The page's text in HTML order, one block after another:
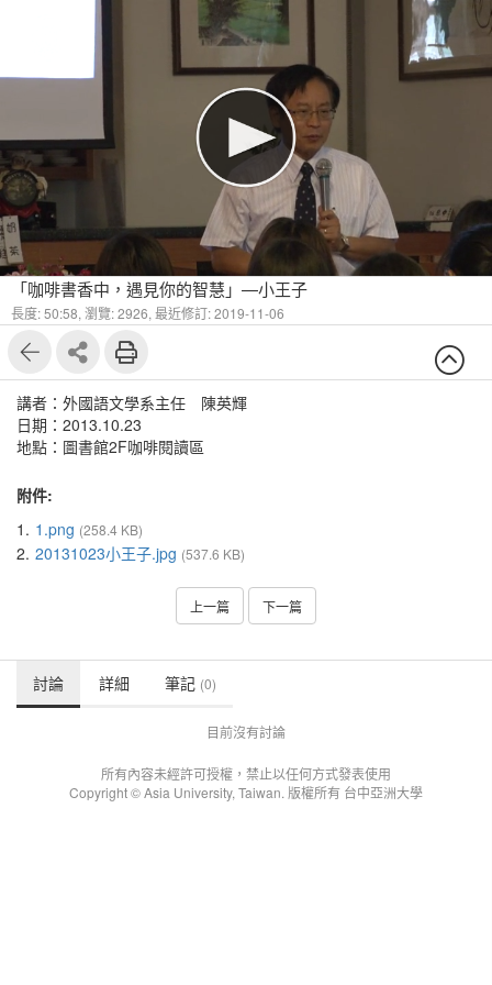
「咖啡書香中，遇見你的智慧」—小王子
長度: 50:58, 瀏覽: 2926, 最近修訂: 2019-11-06
講者：外國語文學系主任 陳英輝
日期：2013.10.23
地點：圖書館2F咖啡閱讀區
附件:
1. 1.png (258.4 KB)
2. 20131023小王子.jpg (537.6 KB)
上一篇 下一篇
討論 詳細 筆記 (0)
目前沒有討論
所有內容未經許可授權，禁止以任何方式發表使用
Copyright © Asia University, Taiwan. 版權所有 台中亞洲大學